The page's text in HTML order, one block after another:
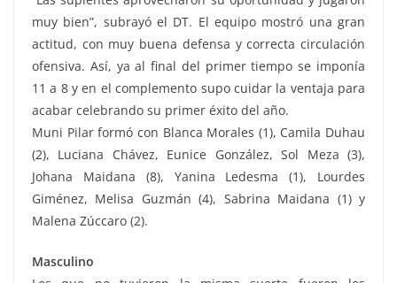
muy bien”, subrayó el DT. El equipo mostró una gran
actitud, con muy buena defensa y correcta circulación
ofensiva. Así, ya al final del primer tiempo se imponía
11 a 8 y en el complemento supo cuidar la ventaja para
acabar celebrando su primer éxito del año.
Muni Pilar formó con Blanca Morales (1), Camila Duhau
(2), Luciana Chávez, Eunice González, Sol Meza (3),
Johana Maidana (8), Yanina Ledesma (1), Lourdes
Giménez, Melisa Guzmán (4), Sabrina Maidana (1) y
Malena Zúccaro (2).
Masculino